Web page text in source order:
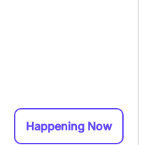
Happening Now